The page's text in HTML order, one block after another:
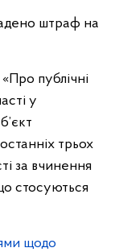
штраф на
публічні
у
трьох
за вчинення
стосуються
щодо